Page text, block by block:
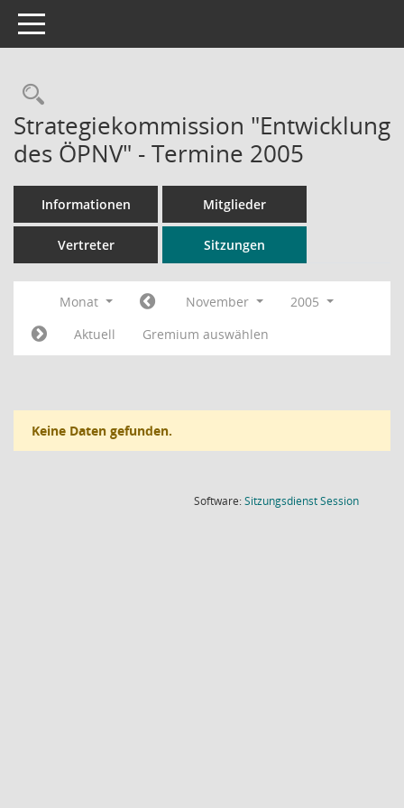
Toggle navigation
Rechercheauswahl
Strategiekommission "Entwicklung
des ÖPNV" - Termine 2005
Informationen Mitglieder
Vertreter Sitzungen
Monat November
2005
Aktuell
Gremium auswählen
Keine Daten gefunden.
Software:SitzungsdienstSession(Wird in